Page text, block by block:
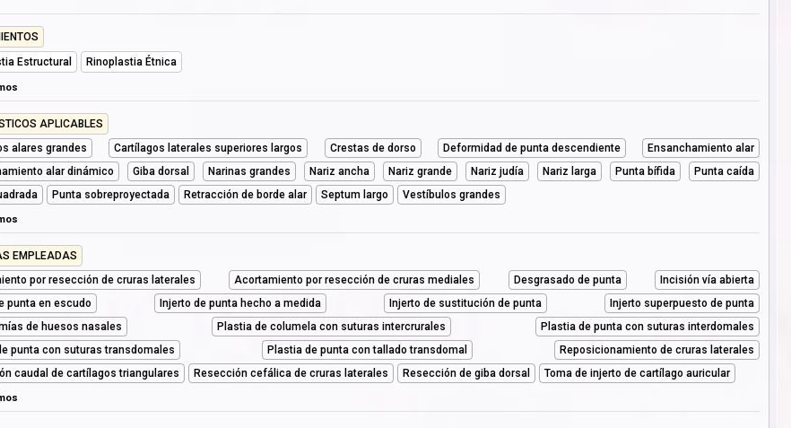
Estructural
Rinoplastia Étnica
APLICABLES
alares grandes
Cartílagos laterales superiores largos Crestas de dorso Deformidad de punta descendiente
Ensanchamiento alar
alar dinámico
Giba dorsal Narinas grandes Nariz ancha Nariz grande Nariz judía Nariz larga Punta bífida
Punta caída
Punta sobreproyectada Retracción de borde alar Septum largo
Vestíbulos grandes
EMPLEADAS
por resección de cruras laterales
Acortamiento por resección de cruras mediales Desgrasado de punta
Incisión vía abierta
punta en escudo
Injerto de punta hecho a medida Injerto de sustitución de punta
Injerto superpuesto de punta
de huesos nasales
Plastia de columela con suturas intercrurales
Plastia de punta con suturas interdomales
punta con suturas transdomales
Plastia de punta con tallado transdomal
Reposicionamiento de cruras laterales
caudal de cartílagos triangulares
Resección cefálica de cruras laterales Resección de giba dorsal
Toma de injerto de cartílago auricular